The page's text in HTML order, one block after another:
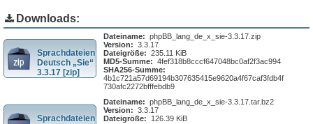
Downloads:
Sprachdateien
Deutsch „Sie“
3.3.17 [zip]
Dateiname: phpBB_lang_de_x_sie-3.3.17.zip
Version: 3.3.17
Dateigröße: 235.11 KiB
MD5-Summe: 4fef318b8cccf647048bc0af2f3ac994
SHA256-Summe:
4b1c721a57d69194b307635415e9620a4f67caf3fdb4f
730afc2272bfffebdb9
Sprachdateien
Dateiname: phpBB_lang_de_x_sie-3.3.17.tar.bz2
Version: 3.3.17
Dateigröße:
126.39 KiB